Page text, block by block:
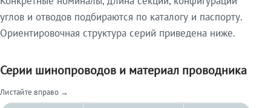
углов и отводов подбираются по каталогу и паспорту.
Ориентировочная структура серий приведена ниже.
Серии шинопроводов и материал проводника
Листайте вправо →